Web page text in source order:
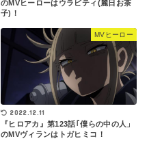
のMVヒーローはウラビティ(麗日お茶
子)！
MVヒーロー
2022.12.11
『ヒロアカ』第123話｢僕らの中の人」
のMVヴィランはトガヒミコ！